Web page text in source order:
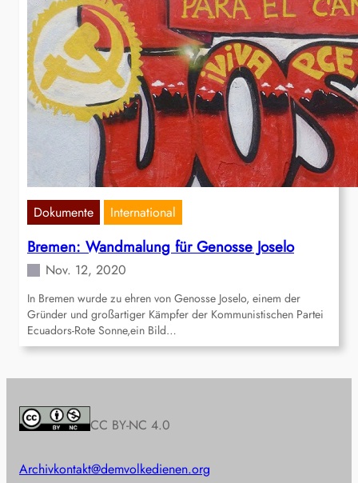
Dokumente International
Bremen: Wandmalung für Genosse Joselo
Nov. 12, 2020
In Bremen wurde zu ehren von Genosse Joselo, einem der
Gründer und großartiger Kämpfer der Kommunistischen Partei
Ecuadors-Rote Sonne,ein Bild…
CC BY-NC 4.0
Archivkontakt@demvolkedienen.org